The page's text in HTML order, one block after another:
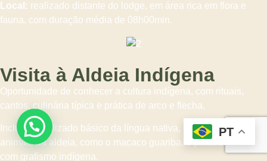
PT
Local: realizado distante do lodge, em área rica em flora e
fauna, com duração média de 08h00min.
Visita à Aldeia Indígena
Oportunidade de conhecer a cultura indígena, com rituais,
cantos, culinária típica e prática de arco e flecha.
Inclui aprendizado básico da língua nativa, interação com
animais da aldeia, como o macaco guariba, e pintura corporal
com grafismo indígena.